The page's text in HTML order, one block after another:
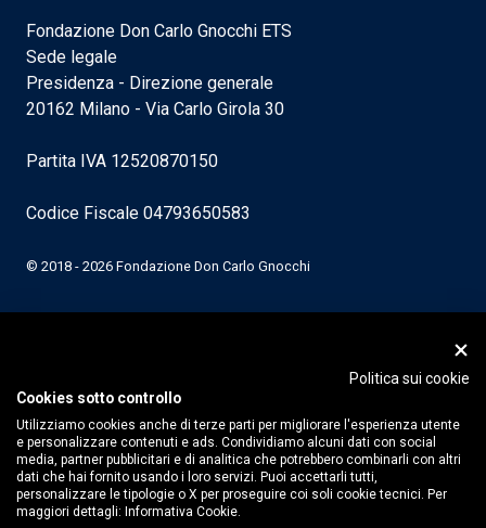
Fondazione Don Carlo Gnocchi ETS
Sede legale
Presidenza - Direzione generale
20162 Milano - Via Carlo Girola 30
Partita IVA 12520870150
Codice Fiscale 04793650583
© 2018 - 2026 Fondazione Don Carlo Gnocchi
Politica sui cookie
Cookies sotto controllo
Utilizziamo cookies anche di terze parti per migliorare l'esperienza utente
e personalizzare contenuti e ads. Condividiamo alcuni dati con social
media, partner pubblicitari e di analitica che potrebbero combinarli con altri
dati che hai fornito usando i loro servizi. Puoi accettarli tutti,
personalizzare le tipologie o X per proseguire coi soli cookie tecnici. Per
maggiori dettagli: Informativa Cookie.